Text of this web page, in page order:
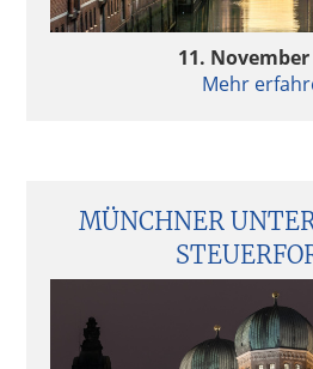
11. November
Mehr
MÜNCHNER